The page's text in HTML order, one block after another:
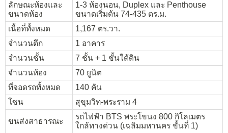
ลักษณะห้องและ
ขนาดห้อง
1-3 ห้องนอน, Duplex และ Penthouse
ขนาดเริ่มต้น 74-435 ตร.ม.
เนื้อที่ทั้งหมด
1,167 ตร.วา.
จำนวนตึก
1 อาคาร
จำนวนชั้น
7 ชั้น + 1 ชั้นใต้ดิน
จำนวนห้อง
70 ยูนิต
ที่จอดรถทั้งหมด
140 คัน
โซน
สุขุมวิท-พระราม 4
ขนส่งสาธารณะ
รถไฟฟ้า BTS พระโขนง 800 กิโลเมตร
ใกล้ทางด่วน (เฉลิมมหานคร ขั้นที่ 1)